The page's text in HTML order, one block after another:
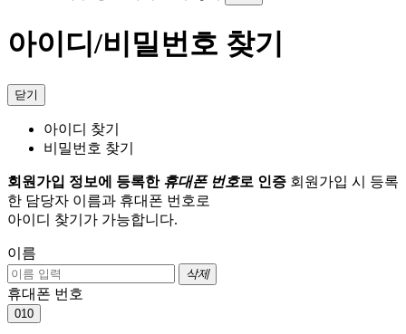
아이디/비밀번호 찾기
닫기
아이디 찾기
비밀번호 찾기
회원가입 정보에 등록한 휴대폰 번호로 인증 회원가입 시 등록
한 담당자 이름과 휴대폰 번호로
아이디 찾기가 가능합니다.
이름
삭제
휴대폰 번호
010